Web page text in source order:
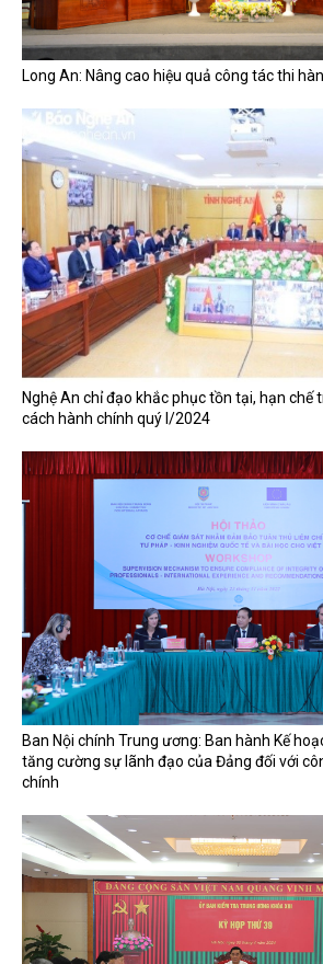
Long An: Nâng cao hiệu quả công tác thi
Nghệ An chỉ đạo khắc phục tồn tại, hạn chế
cách hành chính quý I/2024
Ban Nội chính Trung ương: Ban hành Kế
tăng cường sự lãnh đạo của Đảng đối với
chính